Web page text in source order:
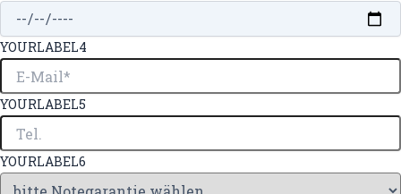
YOURLABEL4
YOURLABEL5
YOURLABEL6